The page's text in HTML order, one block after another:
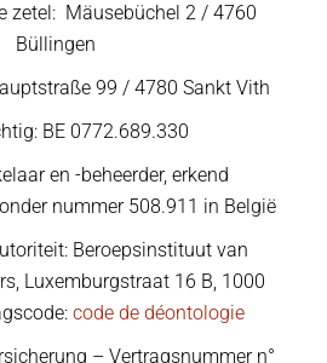
zetel: Mäusebüchel 2 / 4760
Büllingen
99 / 4780 Sankt Vith
BE 0772.689.330
en -beheerder, erkend
nummer 508.911 in België
Beroepsinstituut van
Luxemburgstraat 16 B, 1000
code de déontologie
– Vertragsnummer n°